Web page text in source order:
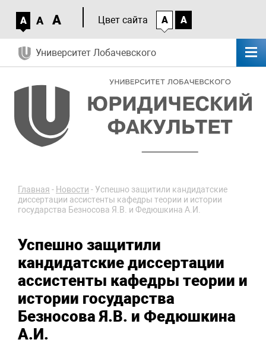
A A A Цвет сайта A A
Университет Лобачевского
Главная - Новости - Успешно защитили кандидатские
диссертации ассистенты кафедры теории и истории
государства Безносова Я.В. и Федюшкина А.И.
Успешно защитили
кандидатские диссертации
ассистенты кафедры теории и
истории государства
Безносова Я.В. и Федюшкина
А.И.